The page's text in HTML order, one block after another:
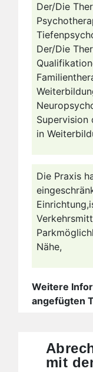
Der/Die
Der/Die
Supervision
in
Die Praxis
Nähe,
Weitere
angefügten
mit